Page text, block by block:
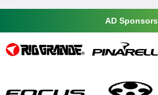
AD Sponsors